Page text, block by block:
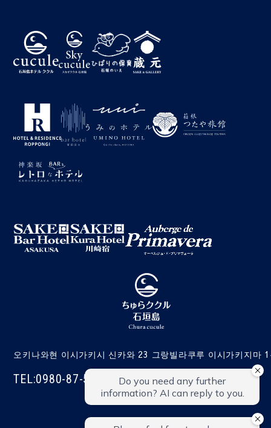
오키나와현 이시가키시 신카와 23 그랑빌라쿠루 이시가키지마
TEL:0980-87-5558 연락하기